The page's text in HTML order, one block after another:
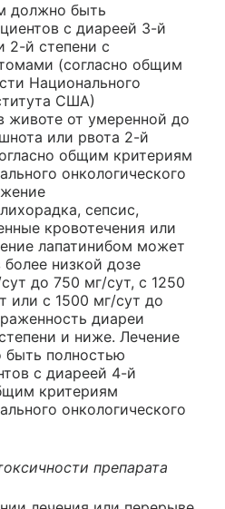
должно быть
с диареей 3-й
2-й степени с
(согласно общим
Национального
США)
животе от умеренной до
или рвота 2-й
общим критериям
онкологического
сепсис,
кровотечения или
лапатинибом может
низкой дозе
до 750 мг/сут, с 1250
или с 1500 мг/сут до
диареи
и ниже. Лечение
быть полностью
с диареей 4-й
критериям
онкологического
препарата